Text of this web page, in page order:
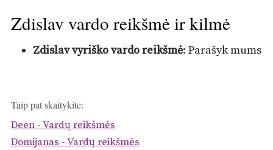
Zdislav vardo reikšmė ir kilmė
Zdislav vyriško vardo reikšmė: Parašyk mums
Taip pat skaitykite:
Deen - Vardų reikšmės
Domijanas - Vardų reikšmės